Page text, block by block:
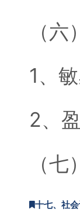
（
1、
2、
（
十七、社